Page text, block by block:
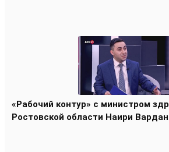
«Рабочий контур» с министром
Ростовской области Наири